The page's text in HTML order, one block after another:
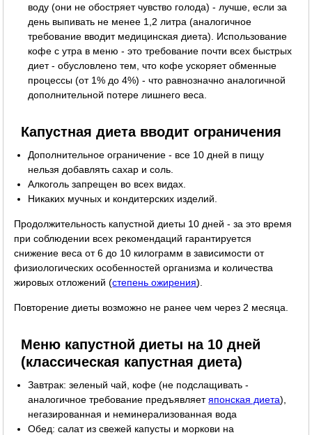
воду (они не обостряет чувство голода) - лучше, если за
день выпивать не менее 1,2 литра (аналогичное
требование вводит медицинская диета). Использование
кофе с утра в меню - это требование почти всех быстрых
диет - обусловлено тем, что кофе ускоряет обменные
процессы (от 1% до 4%) - что равнозначно аналогичной
дополнительной потере лишнего веса.
Капустная диета вводит ограничения
Дополнительное ограничение - все 10 дней в пищу
нельзя добавлять сахар и соль.
Алкоголь запрещен во всех видах.
Никаких мучных и кондитерских изделий.
Продолжительность капустной диеты 10 дней - за это время
при соблюдении всех рекомендаций гарантируется
снижение веса от 6 до 10 килограмм в зависимости от
физиологических особенностей организма и количества
жировых отложений (степень ожирения).
Повторение диеты возможно не ранее чем через 2 месяца.
Меню капустной диеты на 10 дней
(классическая капустная диета)
Завтрак: зеленый чай, кофе (не подслащивать -
аналогичное требование предъявляетяпонская диета),
негазированная и неминерализованная вода
Обед: салат из свежей капусты и моркови на